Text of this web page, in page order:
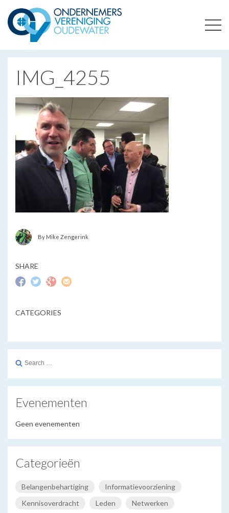
ONDERNEMERSVERENIGING OUDEWATER
IMG_4255
By Mike Zengerink
SHARE
CATEGORIES
Search
Evenementen
Geen evenementen
Categorieën
Belangenbehartiging
Informatievoorziening
Kennisoverdracht
Leden Netwerken